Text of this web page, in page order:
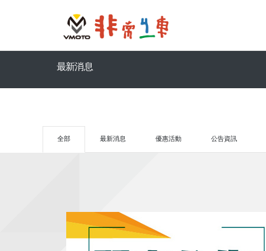
最新消息
全部 最新消息 優惠活動 公告資訊